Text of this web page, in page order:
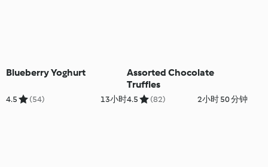
Blueberry Yoghurt
4.5 (54) 13小时
Assorted Chocolate
Truffles
4.5 (82) 2小时 50 分钟